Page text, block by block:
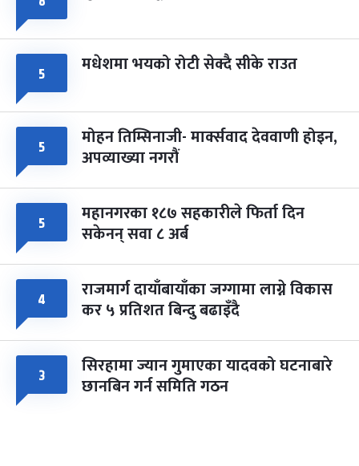
५ मधेशमा भयको रोटी सेक्दै सीके राउत
५ मोहन तिम्सिनाजी- मार्क्सवाद देववाणी होइन,
अपव्याख्या नगरौं
५ महानगरका १८७ सहकारीले फिर्ता दिन
सकेनन् सवा ८ अर्ब
४ राजमार्ग दायाँबायाँका जग्गामा लाग्ने विकास
कर ५ प्रतिशत बिन्दु बढाइँदै
३ सिरहामा ज्यान गुमाएका यादवको घटनाबारे
छानबिन गर्न समिति गठन